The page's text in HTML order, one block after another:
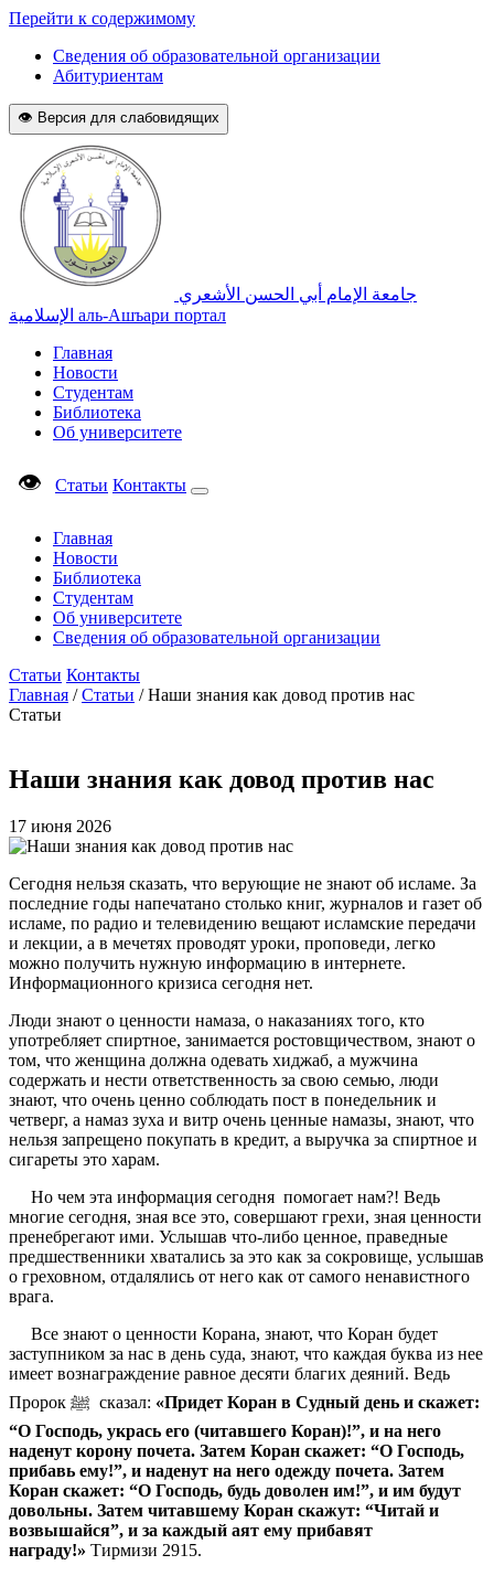
Перейти к содержимому
Сведения об образовательной организации
Абитуриентам
👁 Версия для слабовидящих
جامعة الإمام أبي الحسن الأشعري
الإسلامية аль-Ашъари портал
Главная
Новости
Студентам
Библиотека
Об университете
👁 Статьи Контакты
Главная
Новости
Библиотека
Студентам
Об университете
Сведения об образовательной организации
Статьи Контакты
Главная / Статьи / Наши знания как довод против нас
Статьи
Наши знания как довод против нас
17 июня 2026
Сегодня нельзя сказать, что верующие не знают об исламе. За
последние годы напечатано столько книг, журналов и газет об
исламе, по радио и телевидению вещают исламские передачи
и лекции, а в мечетях проводят уроки, проповеди, легко
можно получить нужную информацию в интернете.
Информационного кризиса сегодня нет.
Люди знают о ценности намаза, о наказаниях того, кто
употребляет спиртное, занимается ростовщичеством, знают о
том, что женщина должна одевать хиджаб, а мужчина
содержать и нести ответственность за свою семью, люди
знают, что очень ценно соблюдать пост в понедельник и
четверг, а намаз зуха и витр очень ценные намазы, знают, что
нельзя запрещено покупать в кредит, а выручка за спиртное и
сигареты это харам.
Но чем эта информация сегодня помогает нам?! Ведь
многие сегодня, зная все это, совершают грехи, зная ценности
пренебрегают ими. Услышав что-либо ценное, праведные
предшественники хватались за это как за сокровище, услышав
о греховном, отдалялись от него как от самого ненавистного
врага.
Все знают о ценности Корана, знают, что Коран будет
заступником за нас в день суда, знают, что каждая буква из нее
имеет вознаграждение равное десяти благих деяний. Ведь
Пророк ﷺ сказал: «Придет Коран в Судный день и скажет:
“О Господь, укрась его (читавшего Коран)!”, и на него
наденут корону почета. Затем Коран скажет: “О Господь,
прибавь ему!”, и наденут на него одежду почета. Затем
Коран скажет: “О Господь, будь доволен им!”, и им будут
довольны. Затем читавшему Коран скажут: “Читай и
возвышайся”, и за каждый аят ему прибавят
награду!» Тирмизи 2915.